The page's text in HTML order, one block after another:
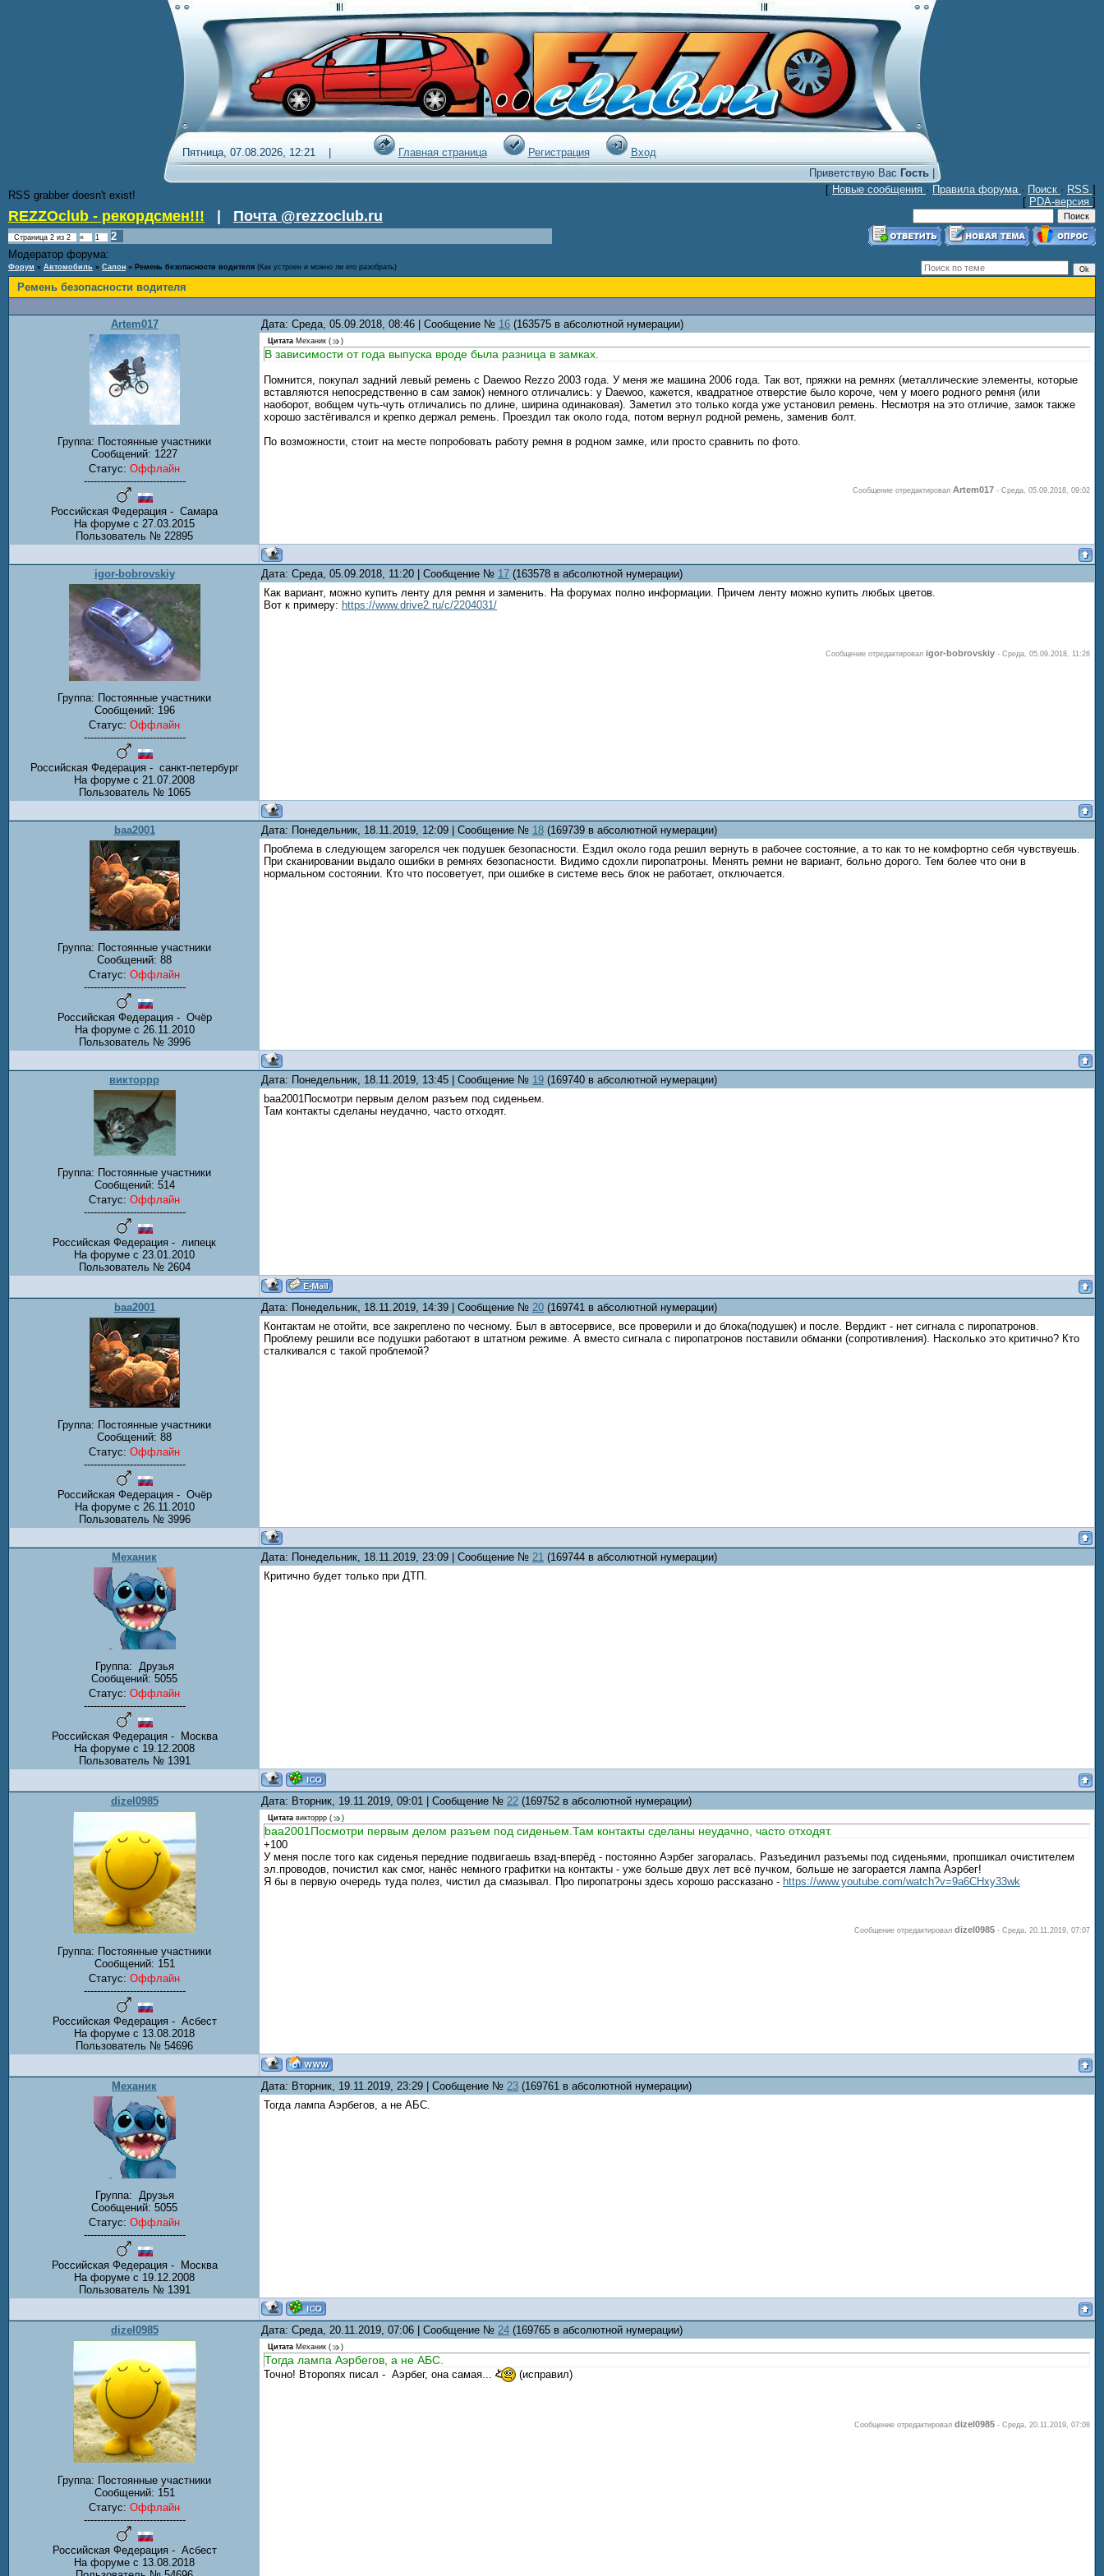
Пятница, 07.08.2026, 12:21 | Главная страница Регистрация
Вход
Приветствую Вас Гость|
RSS grabber doesn't exist!
[ Новые сообщения · Правила форума · Поиск · RSS ]
[ PDA-версия ]
REZZOclub - рекордсмен!!! Почта @rezzoclub.ru
Страница 2 из 2 « 1
2
Модератор форума:
Форум » Автомобиль » Салон » Ремень безопасности водителя (Как устроен и можно ли его разобрать)
Ремень безопасности водителя
Artem017 Дата: Среда, 05.09.2018, 08:46 | Сообщение № 16 (163575 в абсолютной нумерации)
Группа: Постоянные участники
Сообщений: 1227
Статус: Оффлайн
-------------------------------
Российская Федерация - Самара
На форуме с 27.03.2015
Пользователь № 22895
Цитата Механик ( )
В зависимости от года выпуска вроде была разница в замках.
Помнится, покупал задний левый ремень с Daewoo Rezzo 2003 года. У меня же машина 2006 года. Так вот, пряжки на ремнях (металлические элементы, которые
вставляются непосредственно в сам замок) немного отличались: у Daewoo, кажется, квадратное отверстие было короче, чем у моего родного ремня (или
наоборот, вобщем чуть-чуть отличались по длине, ширина одинаковая). Заметил это только когда уже установил ремень. Несмотря на это отличие, замок также
хорошо застёгивался и крепко держал ремень. Проездил так около года, потом вернул родной ремень, заменив болт.
По возможности, стоит на месте попробовать работу ремня в родном замке, или просто сравнить по фото.
Сообщение отредактировал Artem017 - Среда, 05.09.2018, 09:02
igor-bobrovskiy Дата: Среда, 05.09.2018, 11:20 | Сообщение № 17 (163578 в абсолютной нумерации)
Группа: Постоянные участники
Сообщений: 196
Статус: Оффлайн
-------------------------------
Российская Федерация - санкт-петербург
На форуме с 21.07.2008
Пользователь № 1065
Как вариант, можно купить ленту для ремня и заменить. На форумах полно информации. Причем ленту можно купить любых цветов.
Вот к примеру: https://www.drive2.ru/c/2204031/
Сообщение отредактировал igor-bobrovskiy - Среда, 05.09.2018, 11:26
baa2001 Дата: Понедельник, 18.11.2019, 12:09 | Сообщение № 18 (169739 в абсолютной нумерации)
Группа: Постоянные участники
Сообщений: 88
Статус: Оффлайн
-------------------------------
Российская Федерация - Очёр
На форуме с 26.11.2010
Пользователь № 3996
Проблема в следующем загорелся чек подушек безопасности. Ездил около года решил вернуть в рабочее состояние, а то как то не комфортно себя чувствуешь.
При сканировании выдало ошибки в ремнях безопасности. Видимо сдохли пиропатроны. Менять ремни не вариант, больно дорого. Тем более что они в
нормальном состоянии. Кто что посоветует, при ошибке в системе весь блок не работает, отключается.
викторрр Дата: Понедельник, 18.11.2019, 13:45 | Сообщение № 19 (169740 в абсолютной нумерации)
Группа: Постоянные участники
Сообщений: 514
Статус: Оффлайн
-------------------------------
Российская Федерация - липецк
На форуме с 23.01.2010
Пользователь № 2604
baa2001Посмотри первым делом разъем под сиденьем.
Там контакты сделаны неудачно, часто отходят.
baa2001 Дата: Понедельник, 18.11.2019, 14:39 | Сообщение № 20 (169741 в абсолютной нумерации)
Группа: Постоянные участники
Сообщений: 88
Статус: Оффлайн
-------------------------------
Российская Федерация - Очёр
На форуме с 26.11.2010
Пользователь № 3996
Контактам не отойти, все закреплено по чесному. Был в автосервисе, все проверили и до блока(подушек) и после. Вердикт - нет сигнала с пиропатронов.
Проблему решили все подушки работают в штатном режиме. А вместо сигнала с пиропатронов поставили обманки (сопротивления). Насколько это критично? Кто
сталкивался с такой проблемой?
Механик Дата: Понедельник, 18.11.2019, 23:09 | Сообщение № 21 (169744 в абсолютной нумерации)
Группа: Друзья
Сообщений: 5055
Статус: Оффлайн
-------------------------------
Российская Федерация - Москва
На форуме с 19.12.2008
Пользователь № 1391
Критично будет только при ДТП.
dizel0985 Дата: Вторник, 19.11.2019, 09:01 | Сообщение № 22 (169752 в абсолютной нумерации)
Группа: Постоянные участники
Сообщений: 151
Статус: Оффлайн
-------------------------------
Российская Федерация - Асбест
На форуме с 13.08.2018
Пользователь № 54696
Цитата викторрр ( )
baa2001Посмотри первым делом разъем под сиденьем.Там контакты сделаны неудачно, часто отходят.
+100
У меня после того как сиденья передние подвигаешь взад-вперёд - постоянно Аэрбег загоралась. Разъединил разъемы под сиденьями, пропшикал очистителем
эл.проводов, почистил как смог, нанёс немного графитки на контакты - уже больше двух лет всё пучком, больше не загорается лампа Аэрбег!
Я бы в первую очередь туда полез, чистил да смазывал. Про пиропатроны здесь хорошо рассказано - https://www.youtube.com/watch?v=9a6CHxy33wk
Сообщение отредактировал dizel0985 - Среда, 20.11.2019, 07:07
Механик Дата: Вторник, 19.11.2019, 23:29 | Сообщение № 23 (169761 в абсолютной нумерации)
Группа: Друзья
Сообщений: 5055
Статус: Оффлайн
-------------------------------
Российская Федерация - Москва
На форуме с 19.12.2008
Пользователь № 1391
Тогда лампа Аэрбегов, а не АБС.
dizel0985 Дата: Среда, 20.11.2019, 07:06 | Сообщение № 24 (169765 в абсолютной нумерации)
Группа: Постоянные участники
Сообщений: 151
Статус: Оффлайн
-------------------------------
Российская Федерация - Асбест
На форуме с 13.08.2018
Цитата Механик ( )
Тогда лампа Аэрбегов, а не АБС.
Точно! Второпях писал - Аэрбег, она самая... (исправил)
Сообщение отредактировал dizel0985 - Среда, 20.11.2019, 07:08